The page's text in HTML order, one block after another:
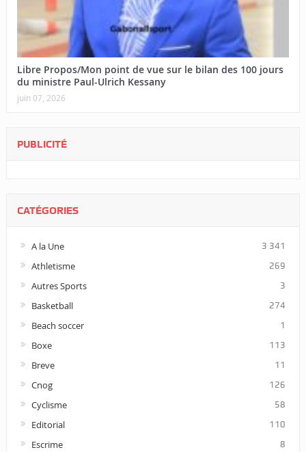
Libre Propos/Mon point de vue sur le bilan des 100 jours
du ministre Paul-Ulrich Kessany
juin 07, 2026
PUBLICITÉ
CATÉGORIES
A la Une 3 341
Athletisme 269
Autres Sports 3
Basketball 274
Beach soccer 1
Boxe 113
Breve 11
Cnog 126
Cyclisme 58
Editorial 110
Escrime 8